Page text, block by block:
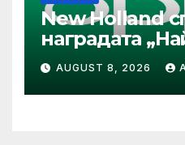
New Holland
наградата
конкурса
2026
AUGUST 8, 2026